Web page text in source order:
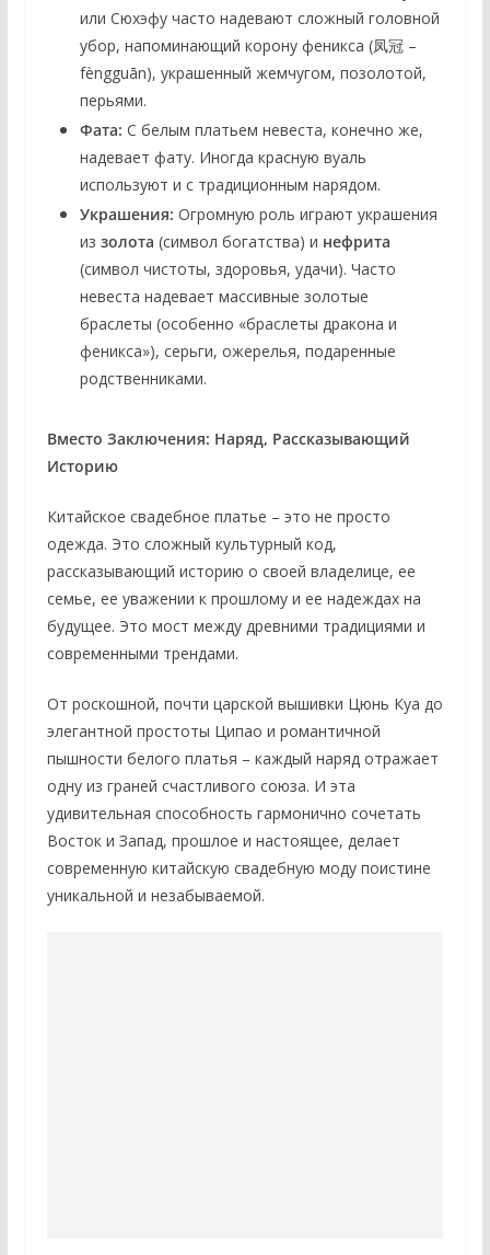
или Сюхэфу часто надевают сложный головной
убор, напоминающий корону феникса (凤冠 –
fèngguān), украшенный жемчугом, позолотой,
перьями.
Фата: С белым платьем невеста, конечно же,
надевает фату. Иногда красную вуаль
используют и с традиционным нарядом.
Украшения: Огромную роль играют украшения
из золота (символ богатства) и нефрита
(символ чистоты, здоровья, удачи). Часто
невеста надевает массивные золотые
браслеты (особенно «браслеты дракона и
феникса»), серьги, ожерелья, подаренные
родственниками.
Вместо Заключения: Наряд, Рассказывающий
Историю
Китайское свадебное платье – это не просто
одежда. Это сложный культурный код,
рассказывающий историю о своей владелице, ее
семье, ее уважении к прошлому и ее надеждах на
будущее. Это мост между древними традициями и
современными трендами.
От роскошной, почти царской вышивки Цюнь Куа до
элегантной простоты Ципао и романтичной
пышности белого платья – каждый наряд отражает
одну из граней счастливого союза. И эта
удивительная способность гармонично сочетать
Восток и Запад, прошлое и настоящее, делает
современную китайскую свадебную моду поистине
уникальной и незабываемой.